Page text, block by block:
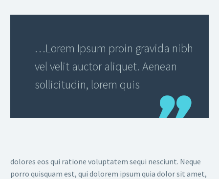
…Lorem Ipsum proin gravida nibh
vel velit auctor aliquet. Aenean
sollicitudin, lorem quis
dolores eos qui ratione voluptatem sequi nesciunt. Neque
porro quisquam est, qui dolorem ipsum quia dolor sit amet,